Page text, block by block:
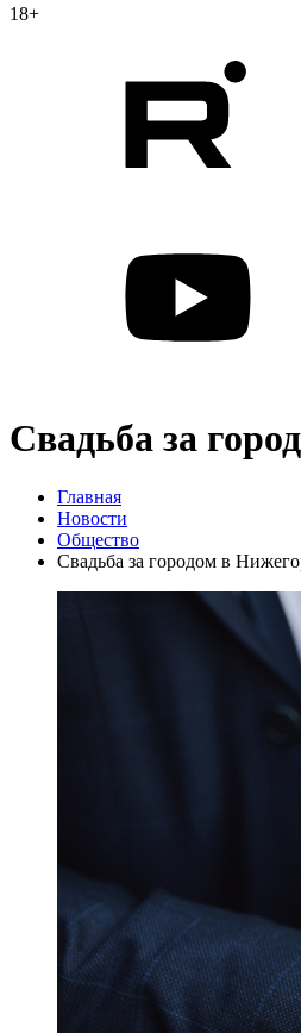
18+
Свадьба за
Главная
Новости
Общество
Свадьба за городом в